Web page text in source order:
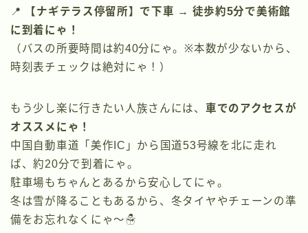
📍
【ナギテラス停留所】で下車 → 徒歩約5分で美術館
に到着にゃ！
（バスの所要時間は約40分にゃ。※本数が少ないから、
時刻表チェックは絶対にゃ！）
もう少し楽に行きたい人族さんには、 車でのアクセスが
オススメにゃ！
中国自動車道「美作IC」から国道53号線を北に走れ
ば、約20分で到着にゃ。
駐車場もちゃんとあるから安心してにゃ。
冬は雪が降ることもあるから、冬タイヤやチェーンの準
備をお忘れなくにゃ〜☃️